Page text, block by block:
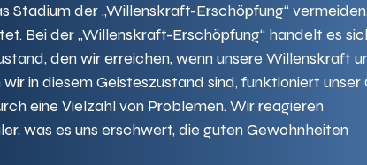
Stadium der „Willenskraft-Erschöpfung“
Bei der „Willenskraft-Erschöpfung“ handelt es
den wir erreichen, wenn unsere Willenskraft
in diesem Geisteszustand sind, funktioniert unser
eine Vielzahl von Problemen. Wir reagieren
was es uns erschwert, die guten Gewohnheiten